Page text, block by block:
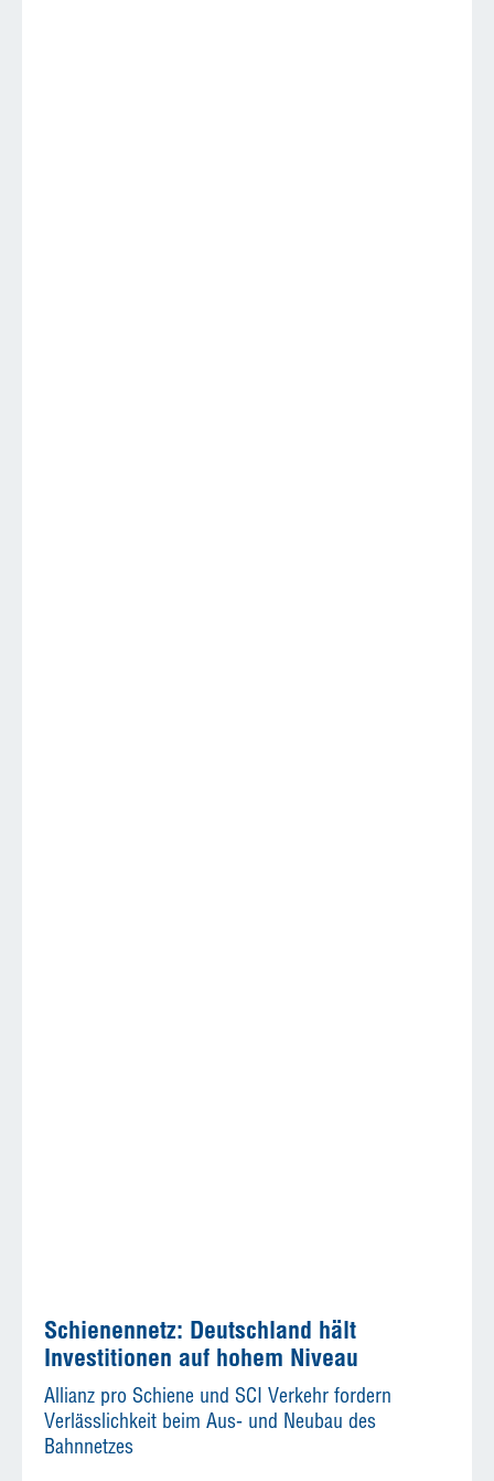
Schienennetz: Deutschland hält
Investitionen auf hohem Niveau
Allianz pro Schiene und SCI Verkehr fordern
Verlässlichkeit beim Aus- und Neubau des
Bahnnetzes